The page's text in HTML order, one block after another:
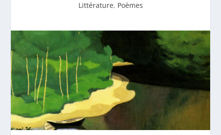
Littérature, Poèmes